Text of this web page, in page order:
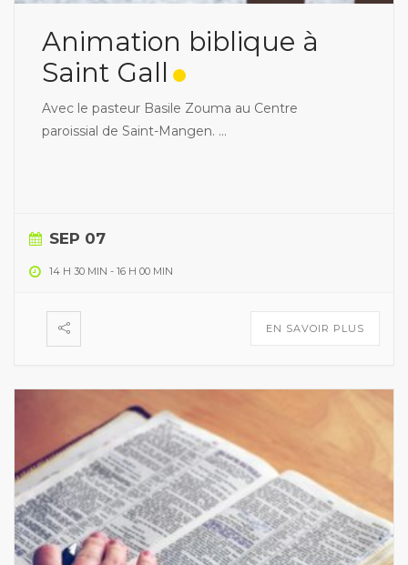
Animation biblique à
Saint Gall
Avec le pasteur Basile Zouma au Centre
paroissial de Saint-Mangen. ...
SEP 07
14 H 30 MIN - 16 H 00 MIN
EN SAVOIR PLUS